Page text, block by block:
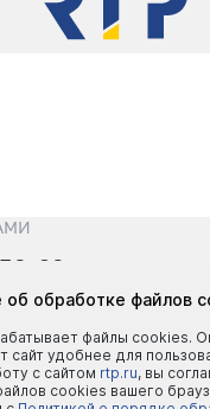
62
об обработке файлов
файлы cookies.
сайт удобнее для
с сайтом rtp.ru, вы
cookies вашего